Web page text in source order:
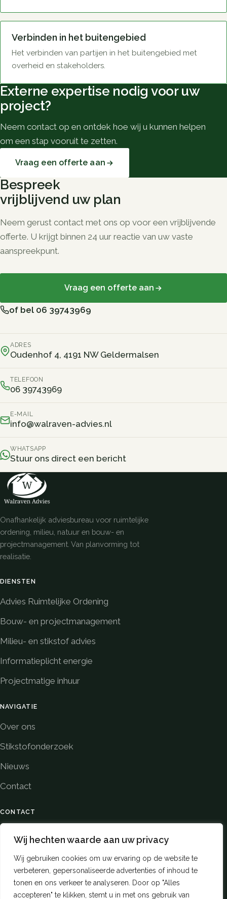
Wij hechten waarde aan uw privacy
Wij gebruiken cookies om uw ervaring op de website te
verbeteren, gepersonaliseerde advertenties of inhoud te
tonen en ons verkeer te analyseren. Door op "Alles
accepteren" te klikken, stemt u in met ons gebruik van
Verbinden in het buitengebied
Het verbinden van partijen in het buitengebied met
overheid en stakeholders.
Externe expertise nodig voor uw
project?
Neem contact op en ontdek hoe wij u kunnen helpen
om een stap vooruit te zetten.
Vraag een offerte aan
Bespreek
vrijblijvend uw plan
Neem gerust contact met ons op voor een vrijblijvende
offerte. U krijgt binnen 24 uur reactie van uw vaste
aanspreekpunt.
Vraag een offerte aan
of bel 06 39743969
ADRES
Oudenhof 4, 4191 NW Geldermalsen
TELEFOON
06 39743969
E-MAIL
info@walraven-advies.nl
WHATSAPP
Stuur ons direct een bericht
Onafhankelijk adviesbureau voor ruimtelijke
ordening, milieu, natuur en bouw- en
projectmanagement. Van planvorming tot
realisatie.
DIENSTEN
Advies Ruimtelijke Ordening
Bouw- en projectmanagement
Milieu- en stikstof advies
Informatieplicht energie
Projectmatige inhuur
NAVIGATIE
Over ons
Stikstofonderzoek
Nieuws
Contact
CONTACT
4191 NW Geldermalsen
06 39743969
info@walraven-advies.nl
Vragen over inhuur?
Stel ze direct via WhatsApp